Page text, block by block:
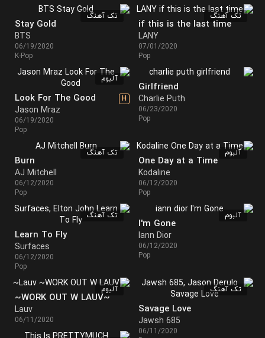
تک آهنگ
if this is the last time
LANY
07/01/2020
Pop
تک آهنگ
Stay Gold
BTS
06/19/2020
K-Pop
Girlfriend
Charlie Puth
06/23/2020
Pop
آلبوم
Look For The Good H
Jason Mraz
06/19/2020
Pop
آلبوم
One Day at a Time
Kodaline
06/12/2020
Pop
تک آهنگ
Burn
AJ Mitchell
06/12/2020
Pop
آلبوم
I'm Gone
Iann Dior
06/12/2020
Pop
تک آهنگ
Learn To Fly
Surfaces
06/12/2020
Pop
تک آهنگ
Savage Love
Jawsh 685
06/11/2020
آلبوم
~WORK OUT W LAUV~
Lauv
06/11/2020